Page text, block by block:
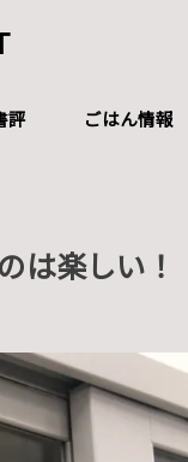
評 ごはん情報
は楽しい！